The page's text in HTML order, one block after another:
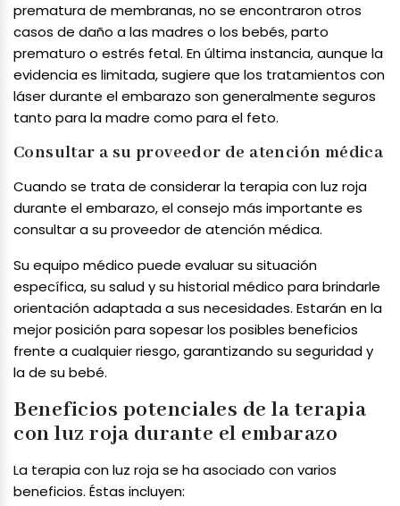
prematura de membranas, no se encontraron otros
casos de daño a las madres o los bebés, parto
prematuro o estrés fetal. En última instancia, aunque la
evidencia es limitada, sugiere que los tratamientos con
láser durante el embarazo son generalmente seguros
tanto para la madre como para el feto.
Consultar a su proveedor de atención médica
Cuando se trata de considerar la terapia con luz roja
durante el embarazo, el consejo más importante es
consultar a su proveedor de atención médica.
Su equipo médico puede evaluar su situación
específica, su salud y su historial médico para brindarle
orientación adaptada a sus necesidades. Estarán en la
mejor posición para sopesar los posibles beneficios
frente a cualquier riesgo, garantizando su seguridad y
la de su bebé.
Beneficios potenciales de la terapia
con luz roja durante el embarazo
La terapia con luz roja se ha asociado con varios
beneficios. Éstas incluyen: